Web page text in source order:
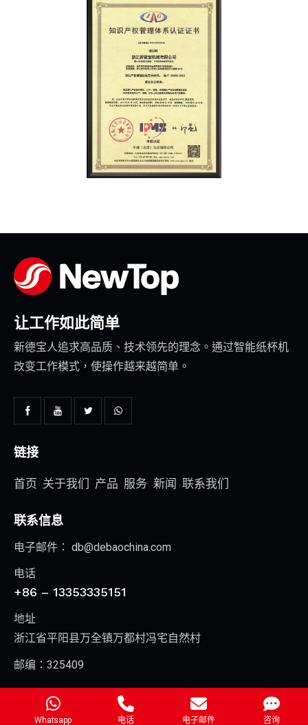
让工作如此简单
新德宝人追求高品质、技术领先的理念。通过智能纸杯机
改变工作模式，使操作越来越简单。
链接
首页 关于我们 产品 服务 新闻 联系我们
联系信息
电子邮件： db@debaochina.com
电话
+86 – 13353335151
地址
浙江省平阳县万全镇万都村冯宅自然村
邮编：325409
浙江新德宝机械有限公司 © 2026. All Rights Reserved.
Whatsapp 电话 电子邮件 咨询